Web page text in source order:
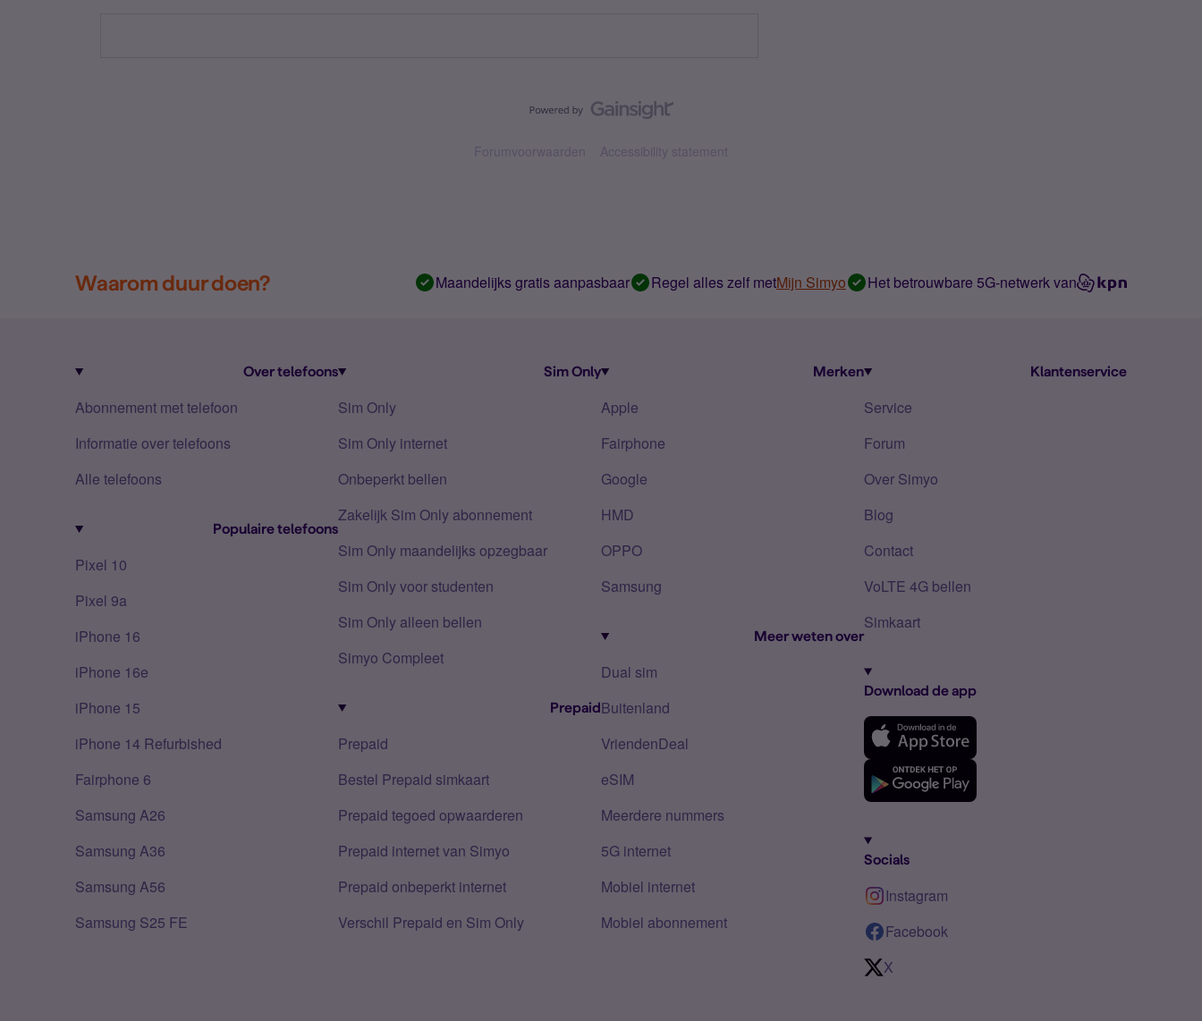
Forumvoorwaarden Accessibility statement
Waarom duur doen? Maandelijks gratis aanpasbaar Regel alles zelf metMijn Simyo Het betrouwbare 5G-netwerk van
Over telefoons
Abonnement met telefoon
Informatie over telefoons
Alle telefoons
Populaire telefoons
Pixel 10
Pixel 9a
iPhone 16
iPhone 16e
iPhone 15
iPhone 14 Refurbished
Fairphone 6
Samsung A26
Samsung A36
Samsung A56
Samsung S25 FE
Sim Only
Sim Only
Sim Only internet
Onbeperkt bellen
Zakelijk Sim Only abonnement
Sim Only maandelijks opzegbaar
Sim Only voor studenten
Sim Only alleen bellen
Simyo Compleet
Prepaid
Prepaid
Bestel Prepaid simkaart
Prepaid tegoed opwaarderen
Prepaid internet van Simyo
Prepaid onbeperkt internet
Verschil Prepaid en Sim Only
Merken
Apple
Fairphone
Google
HMD
OPPO
Samsung
Meer weten over
Dual sim
Buitenland
VriendenDeal
eSIM
Meerdere nummers
5G internet
Mobiel internet
Mobiel abonnement
Klantenservice
Service
Forum
Over Simyo
Blog
Contact
VoLTE 4G bellen
Simkaart
Download de app
Socials
Instagram
Facebook
X